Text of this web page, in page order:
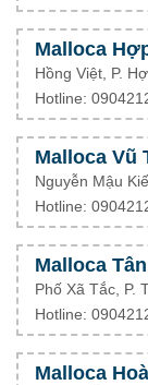
Malloca
Hồng Việt, P.
Hotline:
Malloca Vũ
Nguyễn Mậu
Hotline:
Malloca
Phố Xã Tắc, P.
Hotline:
Malloca